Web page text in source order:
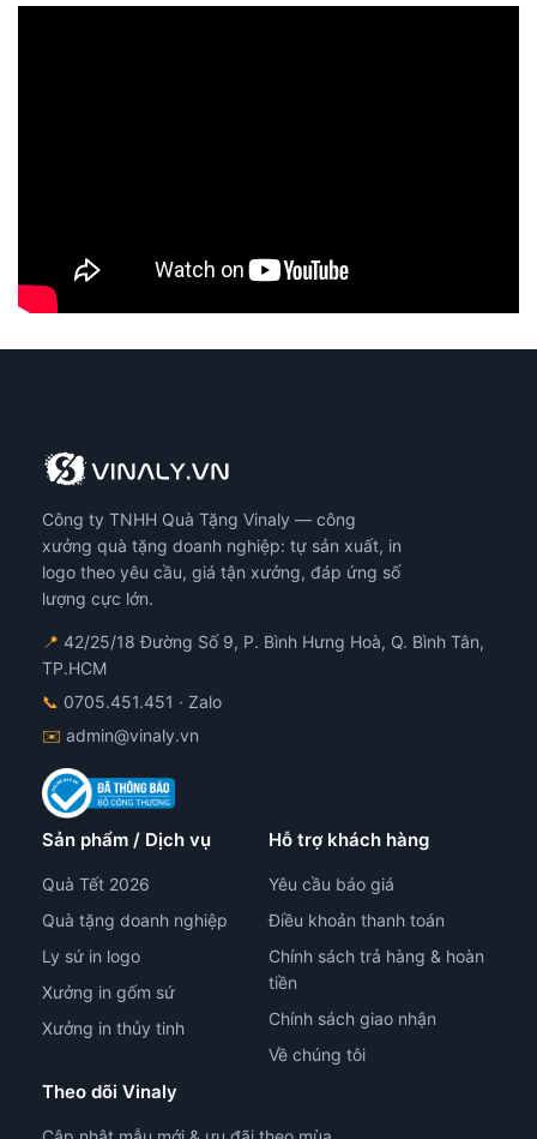
Công ty TNHH Quà Tặng Vinaly — công
xưởng quà tặng doanh nghiệp: tự sản xuất, in
logo theo yêu cầu, giá tận xưởng, đáp ứng số
lượng cực lớn.
📍 42/25/18 Đường Số 9, P. Bình Hưng Hoà, Q. Bình Tân,
TP.HCM
📞 0705.451.451 · Zalo
✉️ admin@vinaly.vn
Sản phẩm / Dịch vụ
Quà Tết 2026
Quà tặng doanh nghiệp
Ly sứ in logo
Xưởng in gốm sứ
Xưởng in thủy tinh
Hỗ trợ khách hàng
Yêu cầu báo giá
Điều khoản thanh toán
Chính sách trả hàng & hoàn
tiền
Chính sách giao nhận
Về chúng tôi
Theo dõi Vinaly